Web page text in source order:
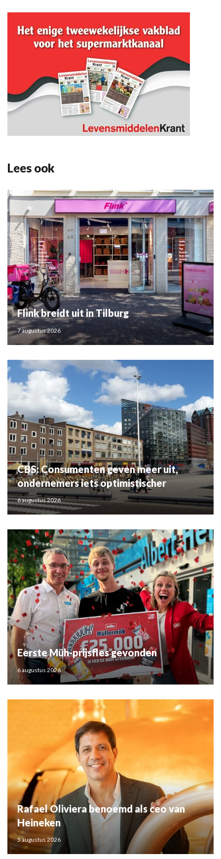
Lees ook
Flink breidt uit in Tilburg
7 augustus 2026
CBS: Consumenten geven meer uit,
ondernemers iets optimistischer
6 augustus 2026
Eerste Müh-prijsfles gevonden
6 augustus 2026
Rafael Oliviera benoemd als ceo van
Heineken
5 augustus 2026